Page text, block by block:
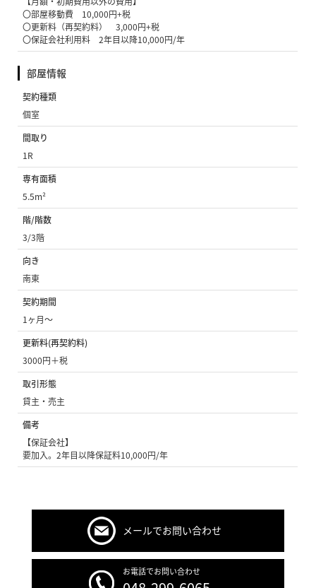
〇部屋移動費 10,000円+税
〇更新料（再契約料） 3,000円+税
〇保証会社利用料 2年目以降10,000円/年
部屋情報
契約種類
個室
間取り
1R
専有面積
5.5m²
階/階数
3/3階
向き
南東
契約期間
1ヶ月〜
更新料(再契約料)
3000円＋税
取引形態
貸主・売主
備考
【保証会社】
要加入。2年目以降保証料10,000円/年
メールでお問い合わせ
お電話でお問い合わせ